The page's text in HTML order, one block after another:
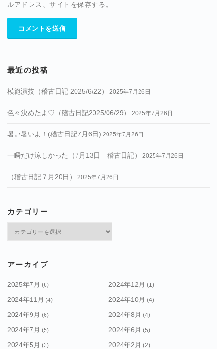
ルアドレス、サイトを保存する。
最近の投稿
模範演技（稽古日記 2025/6/22） 2025年7月26日
色々決めたよ♡（稽古日記2025/06/29） 2025年7月26日
暑い暑いよ！(稽古日記7月6日) 2025年7月26日
一瞬だけ涼しかった（7月13日 稽古日記） 2025年7月26日
（稽古日記７月20日） 2025年7月26日
カテゴリー
ー
アーカイブ
2025年7月 (6) 2024年12月 (1)
2024年11月 (4) 2024年10月 (4)
2024年9月 (6) 2024年8月 (4)
2024年7月 (5) 2024年6月 (5)
2024年5月 (3) 2024年2月 (2)